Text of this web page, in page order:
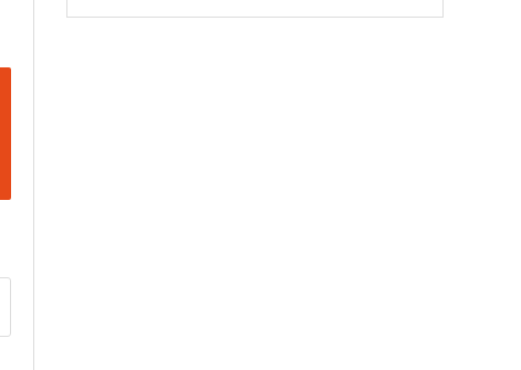
响；<&list>3.稳定器的转向胶套和球头